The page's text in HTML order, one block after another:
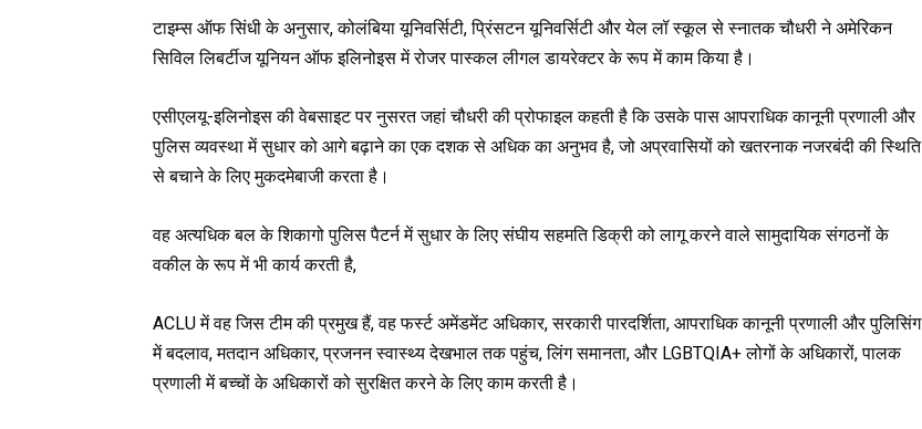
टाइम्स ऑफ सिंधी के अनुसार, कोलंबिया यूनिवर्सिटी, प्रिंसटन यूनिवर्सिटी और येल लॉ स्कूल से स्नातक चौधरी ने अमेरिकन
सिविल लिबर्टीज यूनियन ऑफ इलिनोइस में रोजर पास्कल लीगल डायरेक्टर के रूप में काम किया है।
एसीएलयू-इलिनोइस की वेबसाइट पर नुसरत जहां चौधरी की प्रोफाइल कहती है कि उसके पास आपराधिक कानूनी प्रणाली और
पुलिस व्यवस्था में सुधार को आगे बढ़ाने का एक दशक से अधिक का अनुभव है, जो अप्रवासियों को खतरनाक नजरबंदी की स्थिति
से बचाने के लिए मुकदमेबाजी करता है।
वह अत्यधिक बल के शिकागो पुलिस पैटर्न में सुधार के लिए संघीय सहमति डिक्री को लागू करने वाले सामुदायिक संगठनों के
वकील के रूप में भी कार्य करती है,
ACLU में वह जिस टीम की प्रमुख हैं, वह फर्स्ट अमेंडमेंट अधिकार, सरकारी पारदर्शिता, आपराधिक कानूनी प्रणाली और पुलिसिंग
में बदलाव, मतदान अधिकार, प्रजनन स्वास्थ्य देखभाल तक पहुंच, लिंग समानता, और LGBTQIA+ लोगों के अधिकारों, पालक
प्रणाली में बच्चों के अधिकारों को सुरक्षित करने के लिए काम करती है।